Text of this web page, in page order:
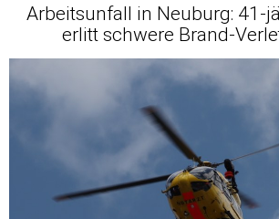
Arbeitsunfall in Neuburg: 41-
erlitt schwere Brand-